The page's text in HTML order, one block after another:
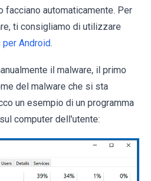
facciano automaticamente. Per
ti consigliamo di utilizzare
Android.
il malware, il primo
del malware che si sta
un esempio di un programma
computer dell'utente: